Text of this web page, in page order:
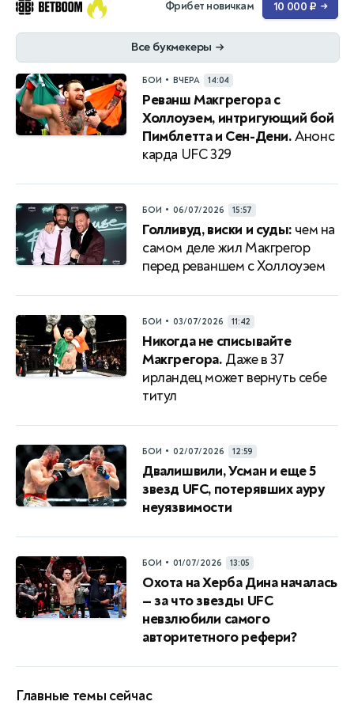
Фрибет новичкам 10 000 ₽ →
Все букмекеры →
БОИ • ВЧЕРА 14:04
Реванш Макгрегора с
Холлоуэем, интригующий бой
Пимблетта и Сен-Дени.Анонс
карда UFC 329
БОИ • 06/07/2026 15:57
Голливуд, виски и суды: чем на
самом деле жил Макгрегор
перед реваншем с Холлоуэем
БОИ • 03/07/2026 11:42
Никогда не списывайте
Макгрегора. Даже в 37
ирландец может вернуть себе
титул
БОИ • 02/07/2026 12:59
Двалишвили, Усман и еще 5
звезд UFC, потерявших ауру
неуязвимости
БОИ • 01/07/2026 13:05
Охота на Херба Дина началась
— за что звезды UFC
невзлюбили самого
авторитетного рефери?
Главные темы сейчас